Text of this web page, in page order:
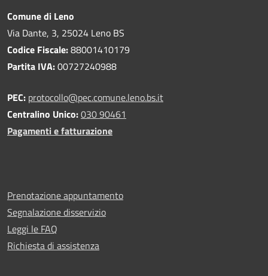
Comune di Leno
Via Dante, 3, 25024 Leno BS
Codice Fiscale:88001410179
Partita IVA:00727240988
PEC: protocollo@pec.comune.leno.bs.it
Centralino Unico:030 90461
Pagamenti e fatturazione
Prenotazione appuntamento
Segnalazione disservizio
Leggi le FAQ
Richiesta di assistenza